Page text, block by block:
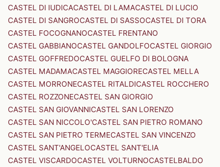
CASTEL DI IUDICACASTEL DI LAMACASTEL DI LUCIO
CASTEL DI SANGROCASTEL DI SASSOCASTEL DI TORA
CASTEL FOCOGNANOCASTEL FRENTANO
CASTEL GABBIANOCASTEL GANDOLFOCASTEL GIORGIO
CASTEL GOFFREDOCASTEL GUELFO DI BOLOGNA
CASTEL MADAMACASTEL MAGGIORECASTEL MELLA
CASTEL MORRONECASTEL RITALDICASTEL ROCCHERO
CASTEL ROZZONECASTEL SAN GIORGIO
CASTEL SAN GIOVANNICASTEL SAN LORENZO
CASTEL SAN NICCOLO'CASTEL SAN PIETRO ROMANO
CASTEL SAN PIETRO TERMECASTEL SAN VINCENZO
CASTEL SANT'ANGELOCASTEL SANT'ELIA
CASTEL VISCARDOCASTEL VOLTURNOCASTELBALDO